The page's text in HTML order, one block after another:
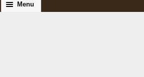
Menu